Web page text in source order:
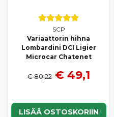
SCP
Variaattorin hihna
Lombardini DCI Ligier
Microcar Chatenet
€ 80,22 € 49,1
LISÄÄ OSTOSKORIIN